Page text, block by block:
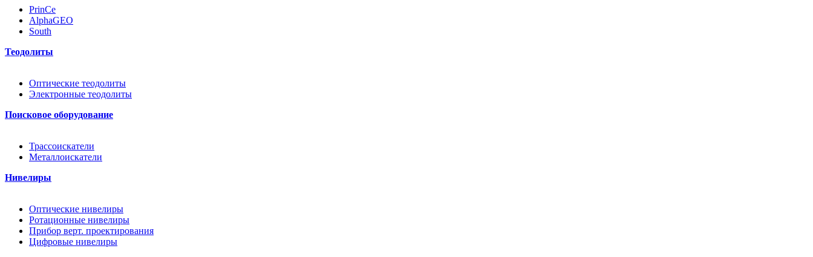
PrinCe
AlphaGEO
South
Теодолиты
Оптические теодолиты
Электронные теодолиты
Поисковое оборудование
Трассоискатели
Металлоискатели
Нивелиры
Оптические нивелиры
Ротационные нивелиры
Прибор верт. проектирования
Цифровые нивелиры